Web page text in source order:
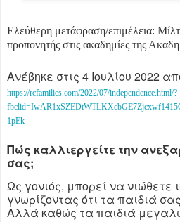
Ελεύθερη μετάφραση/επιμέλεια:
προπονητής στις ακαδημίες της
Ανέβηκε στις 4 Ιουλίου 2022
https://rcfamilies.com/2022/07/independence.html/?
fbclid=IwAR1xSZEDtWTLKXcbGE7Zjcxwf1415
1pEk
Πώς καλλιεργείτε την
σας;
Ως γονιός, μπορεί να νιώθετε
γνωρίζοντας ότι τα παιδιά
Αλλά καθώς τα παιδιά